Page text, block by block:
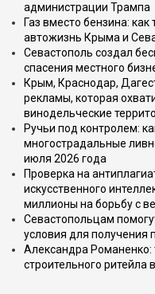
администрации Трампа
Газ вместо бензина:
автожизнь Крыма и
Севастополь создал
спасения местного
Крым, Краснодар,
рекламы, которая
винодельческие
Ручьи под контролем:
многострадальные
июля 2026 года
Проверка на
искусственного
миллионы на борьбу с
Севастопольцам
условия для получения
Александра
строительного ритейла